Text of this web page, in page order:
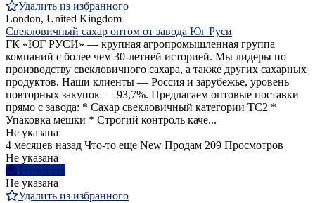
Удалить из избранного
London, United Kingdom
Свекловичный сахар оптом от завода Юг Руси
ГК «ЮГ РУСИ» — крупная агропромышленная группа
компаний с более чем 30-летней историей. Мы лидеры по
производству свекловичного сахара, а также других сахарных
продуктов. Наши клиенты — Россия и зарубежье, уровень
повторных закупок — 93,7%. Предлагаем оптовые поставки
прямо с завода: * Сахар свекловичный категории ТС2 *
Упаковка мешки * Строгий контроль каче...
Не указана
4 месяцев назад Что-то еще New Продам 209 Просмотров
Не указана
Написать
Не указана
Удалить из избранного